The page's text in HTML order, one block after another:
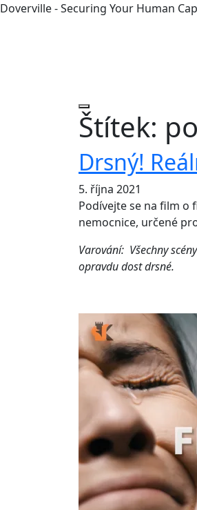
Doverville - Securing Your Human
Štítek:
Drsný!
5. října 2021
Podívejte se na film o
nemocnice, určené
Varování: Všechny
opravdu dost drsné.